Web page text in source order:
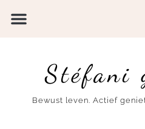
Stéfani
Bewust leven. Actief